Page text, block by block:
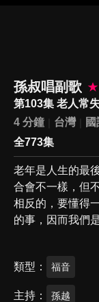
孫叔唱副歌
第103集 老人常
4 分鐘
台灣
全773集
老年是人生的最
合會不一樣，但
相反的，要懂得
的事，因而我們
類型 福音
主持 孫越